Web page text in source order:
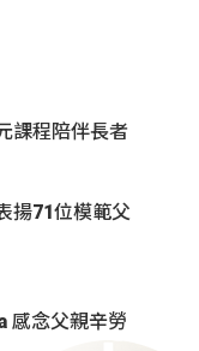
課程陪伴長者
揚71位模範父
感念父親辛勞